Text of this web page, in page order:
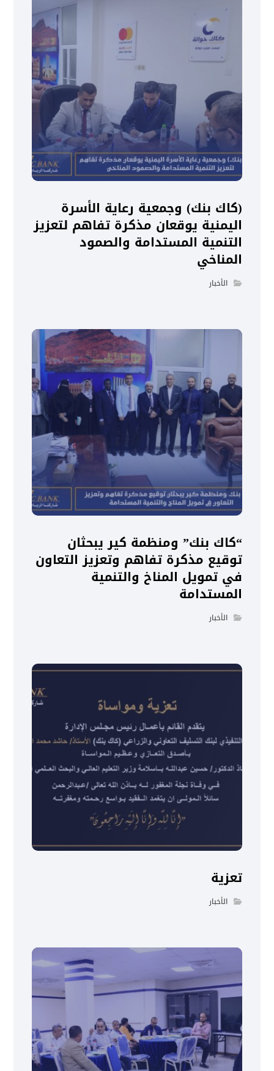
(كاك بنك) وجمعية رعاية الأسرة
اليمنية يوقعان مذكرة تفاهم لتعزيز
التنمية المستدامة والصمود
المناخي
الأخبار
“كاك بنك” ومنظمة كير يبحثان
توقيع مذكرة تفاهم وتعزيز التعاون
في تمويل المناخ والتنمية
المستدامة
الأخبار
تعزية
الأخبار